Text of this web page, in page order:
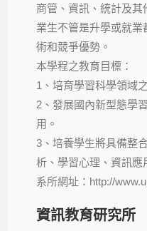
商管、資訊、統計及
業生不管是升學或就
術和競爭優勢。
本學程之教育目標：
1、培育學習科學領域
2、發展國內新型態學
用。
3、培養學生將具備整
析、學習心理、資訊應
系所網址：http://
資訊教育研究所